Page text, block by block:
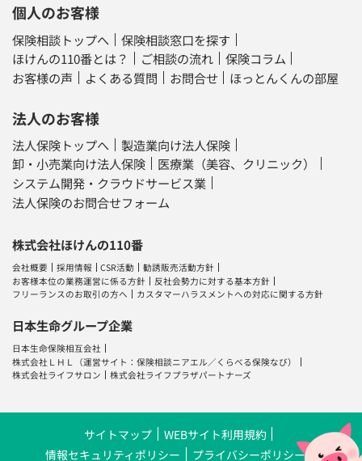
個人のお客様
保険相談トップへ
保険相談窓口を探す
ほけんの110番とは？
ご相談の流れ
保険コラム
お客様の声
よくある質問 お問合せ ほっとんくんの部屋
法人のお客様
法人保険トップへ
製造業向け法人保険
卸・小売業向け法人保険
医療業（美容、クリニック）
システム開発・クラウドサービス業
法人保険のお問合せフォーム
株式会社ほけんの110番
会社概要 採用情報 CSR活動
勧誘販売活動方針
お客様本位の業務運営に係る方針
反社会勢力に対する基本方針
フリーランスのお取引の方へ
カスタマーハラスメントへの対応に関する方針
日本生命グループ企業
日本生命保険相互会社
株式会社ＬＨＬ
（運営サイト：保険相談ニアエル ／ くらべる保険なび）
株式会社ライフサロン
株式会社ライフプラザパートナーズ
サイトマップ
WEBサイト利用規約
情報セキュリティポリシー
プライバシーポリシー